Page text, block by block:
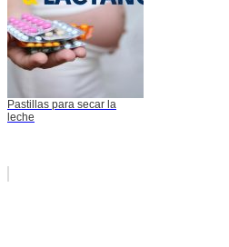
Pastillas para secar la
leche